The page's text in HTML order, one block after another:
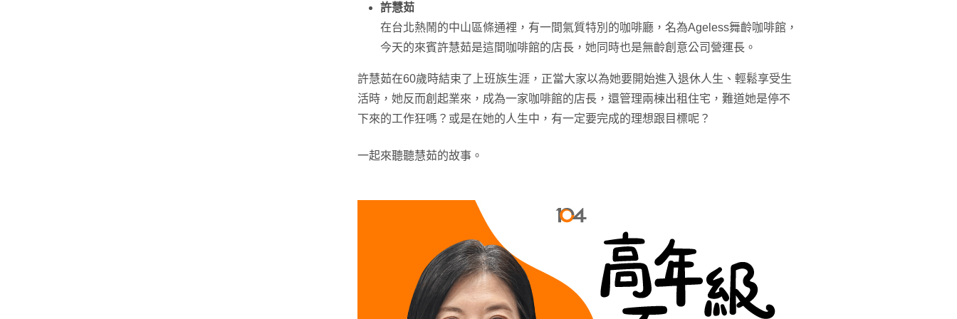
許慧茹
在台北熱鬧的中山區條通裡，有一間氣質特別的咖啡廳，名為Ageless舞齡咖啡館，
今天的來賓許慧茹是這間咖啡館的店長，她同時也是無齡創意公司營運長。
許慧茹在60歲時結束了上班族生涯，正當大家以為她要開始進入退休人生、輕鬆享受生
活時，她反而創起業來，成為一家咖啡館的店長，還管理兩棟出租住宅，難道她是停不
下來的工作狂嗎？或是在她的人生中，有一定要完成的理想跟目標呢？
一起來聽聽慧茹的故事。